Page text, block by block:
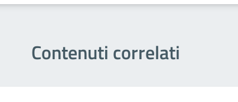
Contenuti correlati